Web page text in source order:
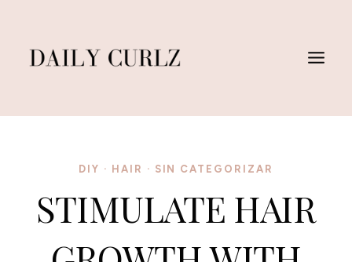
Contenido
DIY · HAIR · SIN CATEGORIZAR
STIMULATE HAIR